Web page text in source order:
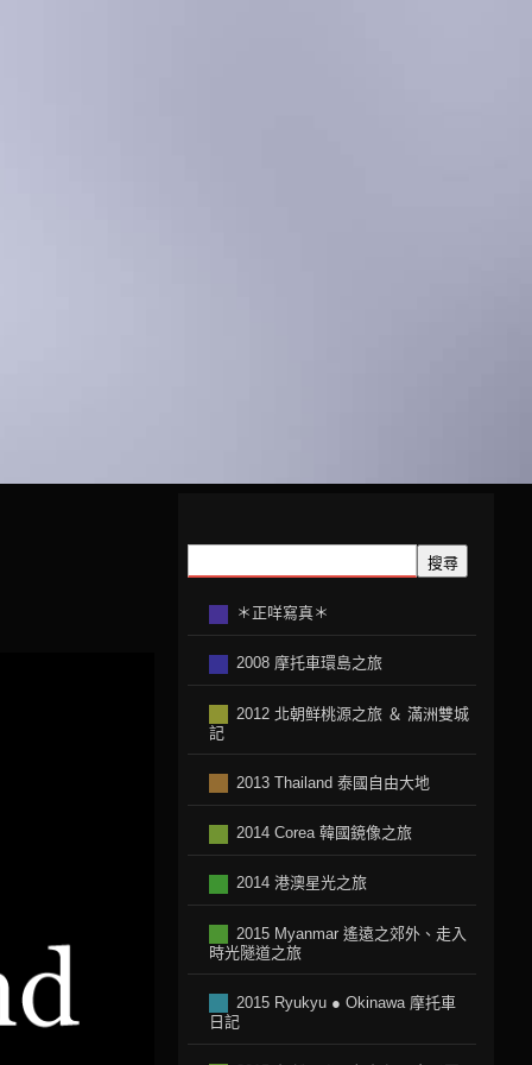
搜尋
＊正咩寫真＊
2008 摩托車環島之旅
2012 北朝鲜桃源之旅 ＆ 滿洲雙城
記
2013 Thailand 泰國自由大地
2014 Corea 韓國鏡像之旅
2014 港澳星光之旅
2015 Myanmar 遙遠之郊外、走入
時光隧道之旅
2015 Ryukyu ● Okinawa 摩托車
日記